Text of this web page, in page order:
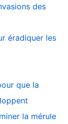
des
éradiquer les
que la
la mérule